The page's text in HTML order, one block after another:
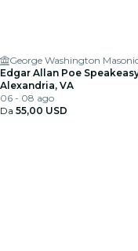
Edgar Allan Poe
Alexandria, VA
06 - 08 ago
Da 55,00 USD